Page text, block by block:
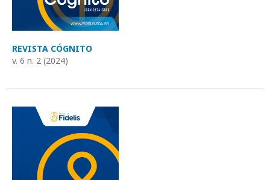
REVISTA CÓGNITO
v. 6 n. 2 (2024)